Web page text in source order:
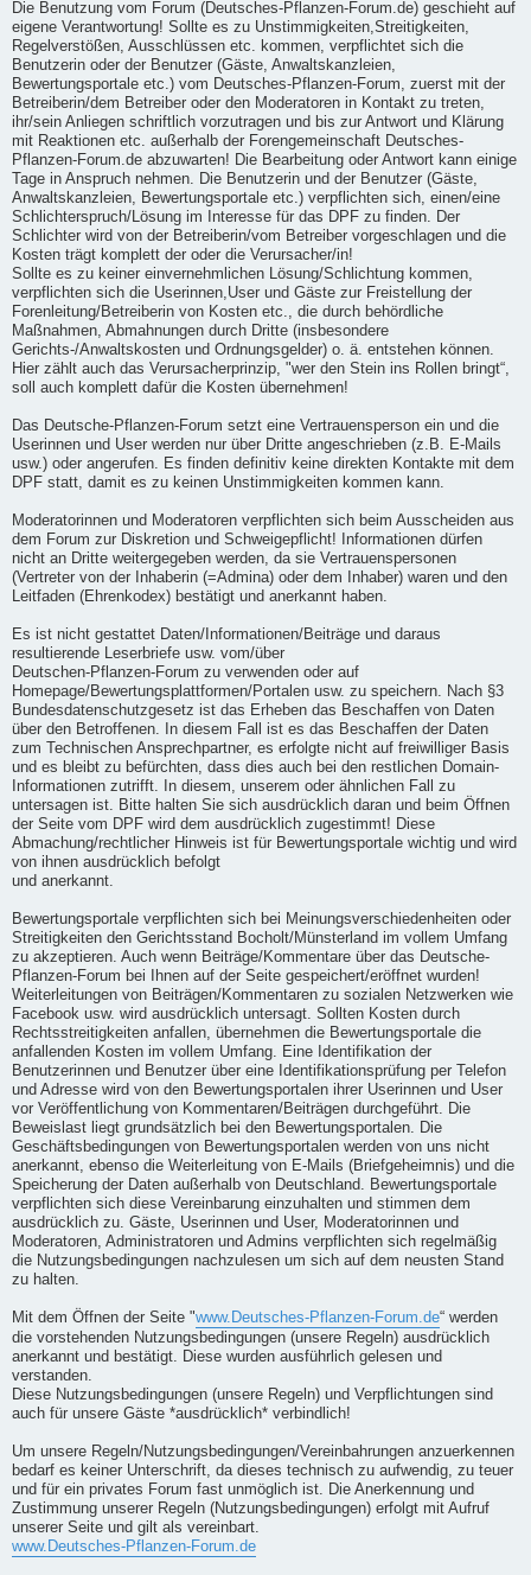
Die Benutzung vom Forum (Deutsches-Pflanzen-Forum.de) geschieht auf
eigene Verantwortung! Sollte es zu Unstimmigkeiten,Streitigkeiten,
Regelverstößen, Ausschlüssen etc. kommen, verpflichtet sich die
Benutzerin oder der Benutzer (Gäste, Anwaltskanzleien,
Bewertungsportale etc.) vom Deutsches-Pflanzen-Forum, zuerst mit der
Betreiberin/dem Betreiber oder den Moderatoren in Kontakt zu treten,
ihr/sein Anliegen schriftlich vorzutragen und bis zur Antwort und Klärung
mit Reaktionen etc. außerhalb der Forengemeinschaft Deutsches-
Pflanzen-Forum.de abzuwarten! Die Bearbeitung oder Antwort kann einige
Tage in Anspruch nehmen. Die Benutzerin und der Benutzer (Gäste,
Anwaltskanzleien, Bewertungsportale etc.) verpflichten sich, einen/eine
Schlichterspruch/Lösung im Interesse für das DPF zu finden. Der
Schlichter wird von der Betreiberin/vom Betreiber vorgeschlagen und die
Kosten trägt komplett der oder die Verursacher/in!
Sollte es zu keiner einvernehmlichen Lösung/Schlichtung kommen,
verpflichten sich die Userinnen,User und Gäste zur Freistellung der
Forenleitung/Betreiberin von Kosten etc., die durch behördliche
Maßnahmen, Abmahnungen durch Dritte (insbesondere
Gerichts-/Anwaltskosten und Ordnungsgelder) o. ä. entstehen können.
Hier zählt auch das Verursacherprinzip, "wer den Stein ins Rollen bringt“,
soll auch komplett dafür die Kosten übernehmen!
Das Deutsche-Pflanzen-Forum setzt eine Vertrauensperson ein und die
Userinnen und User werden nur über Dritte angeschrieben (z.B. E-Mails
usw.) oder angerufen. Es finden definitiv keine direkten Kontakte mit dem
DPF statt, damit es zu keinen Unstimmigkeiten kommen kann.
Moderatorinnen und Moderatoren verpflichten sich beim Ausscheiden aus
dem Forum zur Diskretion und Schweigepflicht! Informationen dürfen
nicht an Dritte weitergegeben werden, da sie Vertrauenspersonen
(Vertreter von der Inhaberin (=Admina) oder dem Inhaber) waren und den
Leitfaden (Ehrenkodex) bestätigt und anerkannt haben.
Es ist nicht gestattet Daten/Informationen/Beiträge und daraus
resultierende Leserbriefe usw. vom/über
Deutschen-Pflanzen-Forum zu verwenden oder auf
Homepage/Bewertungsplattformen/Portalen usw. zu speichern. Nach §3
Bundesdatenschutzgesetz ist das Erheben das Beschaffen von Daten
über den Betroffenen. In diesem Fall ist es das Beschaffen der Daten
zum Technischen Ansprechpartner, es erfolgte nicht auf freiwilliger Basis
und es bleibt zu befürchten, dass dies auch bei den restlichen Domain-
Informationen zutrifft. In diesem, unserem oder ähnlichen Fall zu
untersagen ist. Bitte halten Sie sich ausdrücklich daran und beim Öffnen
der Seite vom DPF wird dem ausdrücklich zugestimmt! Diese
Abmachung/rechtlicher Hinweis ist für Bewertungsportale wichtig und wird
von ihnen ausdrücklich befolgt
und anerkannt.
Bewertungsportale verpflichten sich bei Meinungsverschiedenheiten oder
Streitigkeiten den Gerichtsstand Bocholt/Münsterland im vollem Umfang
zu akzeptieren. Auch wenn Beiträge/Kommentare über das Deutsche-
Pflanzen-Forum bei Ihnen auf der Seite gespeichert/eröffnet wurden!
Weiterleitungen von Beiträgen/Kommentaren zu sozialen Netzwerken wie
Facebook usw. wird ausdrücklich untersagt. Sollten Kosten durch
Rechtsstreitigkeiten anfallen, übernehmen die Bewertungsportale die
anfallenden Kosten im vollem Umfang. Eine Identifikation der
Benutzerinnen und Benutzer über eine Identifikationsprüfung per Telefon
und Adresse wird von den Bewertungsportalen ihrer Userinnen und User
vor Veröffentlichung von Kommentaren/Beiträgen durchgeführt. Die
Beweislast liegt grundsätzlich bei den Bewertungsportalen. Die
Geschäftsbedingungen von Bewertungsportalen werden von uns nicht
anerkannt, ebenso die Weiterleitung von E-Mails (Briefgeheimnis) und die
Speicherung der Daten außerhalb von Deutschland. Bewertungsportale
verpflichten sich diese Vereinbarung einzuhalten und stimmen dem
ausdrücklich zu. Gäste, Userinnen und User, Moderatorinnen und
Moderatoren, Administratoren und Admins verpflichten sich regelmäßig
die Nutzungsbedingungen nachzulesen um sich auf dem neusten Stand
zu halten.
Mit dem Öffnen der Seite "www.Deutsches-Pflanzen-Forum.de“ werden
die vorstehenden Nutzungsbedingungen (unsere Regeln) ausdrücklich
anerkannt und bestätigt. Diese wurden ausführlich gelesen und
verstanden.
Diese Nutzungsbedingungen (unsere Regeln) und Verpflichtungen sind
auch für unsere Gäste *ausdrücklich* verbindlich!
Um unsere Regeln/Nutzungsbedingungen/Vereinbahrungen anzuerkennen
bedarf es keiner Unterschrift, da dieses technisch zu aufwendig, zu teuer
und für ein privates Forum fast unmöglich ist. Die Anerkennung und
Zustimmung unserer Regeln (Nutzungsbedingungen) erfolgt mit Aufruf
unserer Seite und gilt als vereinbart.
www.Deutsches-Pflanzen-Forum.de